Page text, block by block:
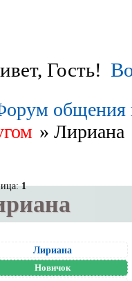
Гость!
общения
» Лириана
1
Лириана
Новичок